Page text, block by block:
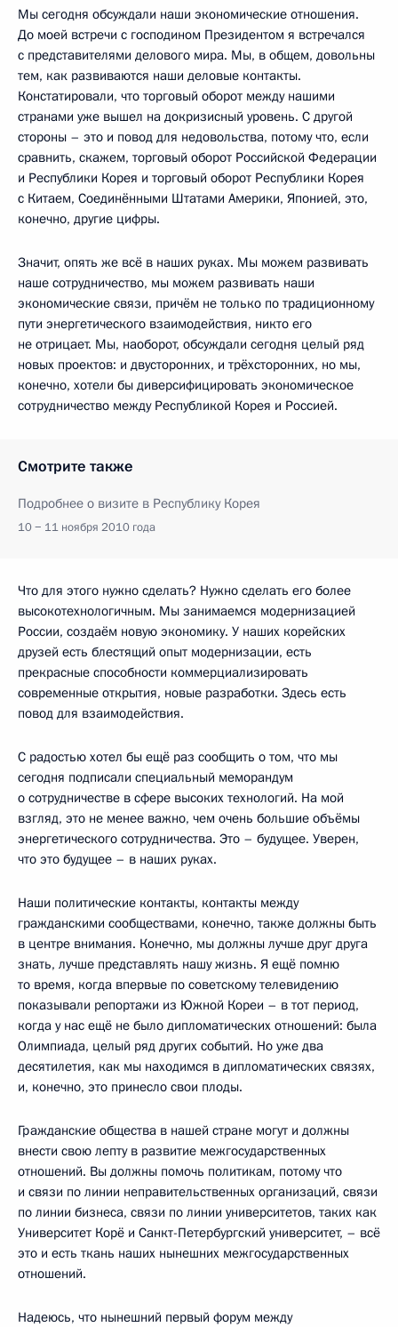
Мы сегодня обсуждали наши экономические отношения.
До моей встречи с господином Президентом я встречался
с представителями делового мира. Мы, в общем, довольны
тем, как развиваются наши деловые контакты.
Констатировали, что торговый оборот между нашими
странами уже вышел на докризисный уровень. С другой
стороны – это и повод для недовольства, потому что, если
сравнить, скажем, торговый оборот Российской Федерации
и Республики Корея и торговый оборот Республики Корея
с Китаем, Соединёнными Штатами Америки, Японией, это,
конечно, другие цифры.
Значит, опять же всё в наших руках. Мы можем развивать
наше сотрудничество, мы можем развивать наши
экономические связи, причём не только по традиционному
пути энергетического взаимодействия, никто его
не отрицает. Мы, наоборот, обсуждали сегодня целый ряд
новых проектов: и двусторонних, и трёхсторонних, но мы,
конечно, хотели бы диверсифицировать экономическое
сотрудничество между Республикой Корея и Россией.
Смотрите также
Подробнее о визите в Республику Корея
10 − 11 ноября 2010 года
Что для этого нужно сделать? Нужно сделать его более
высокотехнологичным. Мы занимаемся модернизацией
России, создаём новую экономику. У наших корейских
друзей есть блестящий опыт модернизации, есть
прекрасные способности коммерциализировать
современные открытия, новые разработки. Здесь есть
повод для взаимодействия.
С радостью хотел бы ещё раз сообщить о том, что мы
сегодня подписали специальный меморандум
о сотрудничестве в сфере высоких технологий. На мой
взгляд, это не менее важно, чем очень большие объёмы
энергетического сотрудничества. Это – будущее. Уверен,
что это будущее – в наших руках.
Наши политические контакты, контакты между
гражданскими сообществами, конечно, также должны быть
в центре внимания. Конечно, мы должны лучше друг друга
знать, лучше представлять нашу жизнь. Я ещё помню
то время, когда впервые по советскому телевидению
показывали репортажи из Южной Кореи – в тот период,
когда у нас ещё не было дипломатических отношений: была
Олимпиада, целый ряд других событий. Но уже два
десятилетия, как мы находимся в дипломатических связях,
и, конечно, это принесло свои плоды.
Гражданские общества в нашей стране могут и должны
внести свою лепту в развитие межгосударственных
отношений. Вы должны помочь политикам, потому что
и связи по линии неправительственных организаций, связи
по линии бизнеса, связи по линии университетов, таких как
Университет Корё и Санкт-Петербургский университет, – всё
это и есть ткань наших нынешних межгосударственных
отношений.
Надеюсь, что нынешний первый форум между